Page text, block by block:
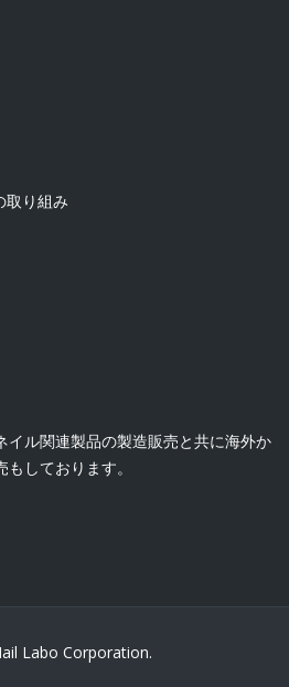
取り組み
イル関連製品の製造販売と共に海外か
しております。
Labo Corporation.